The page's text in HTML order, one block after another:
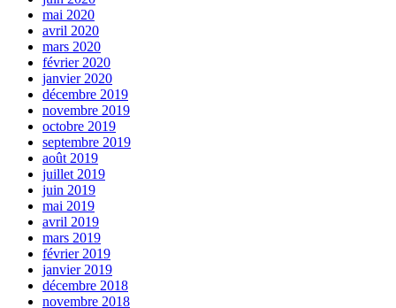
mai 2020
avril 2020
mars 2020
février 2020
janvier 2020
décembre 2019
novembre 2019
octobre 2019
septembre 2019
août 2019
juillet 2019
juin 2019
mai 2019
avril 2019
mars 2019
février 2019
janvier 2019
décembre 2018
novembre 2018